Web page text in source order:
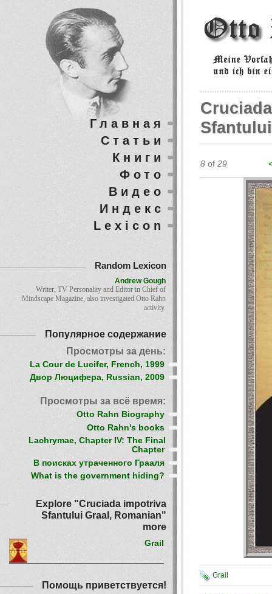
8 of 29
Grail
Главная
Статьи
Книги
Фото
Видео
Индекс
Lexicon
Random Lexicon
Andrew Gough
Writer, TV Personality and Editor in Chief of
Mindscape Magazine, also investigated Otto Rahn
activity.
Популярное содержание
Просмотры за день:
La Cour de Lucifer, French, 1999
Двор Люцифера, Russian, 2009
Просмотры за всё время:
Otto Rahn Biography
Otto Rahn's books
Lachrymae, Chapter IV: The Final
Chapter
В поисках утраченного Грааля
What is the government hiding?
Explore "Cruciada impotriva
Sfantului Graal, Romanian"
more
Grail
Помощь приветствуется!